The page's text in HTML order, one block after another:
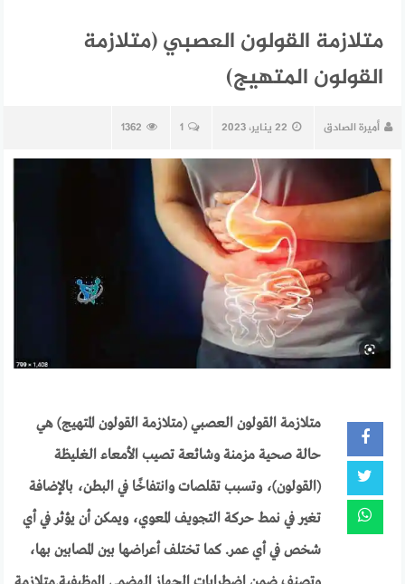
متلازمة القولون العصبي (متلازمة
القولون المتهيج)
أميرة الصادق 22 يناير، 2023 1
1362
متلازمة القولون العصبي (متلازمة القولون المتهيج) هي
حالة صحية مزمنة وشائعة تصيب الأمعاء الغليظة
(القولون)، وتسبب تقلصات وانتفاخًا في البطن، بالإضافة
تغير في نمط حركة التجويف المعوي، ويمكن أن يؤثر في أي
شخص في أي عمر. كما تختلف أعراضها بين المصابين بها،